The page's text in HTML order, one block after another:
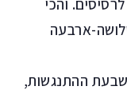
ארבעה
ההתנגשות,